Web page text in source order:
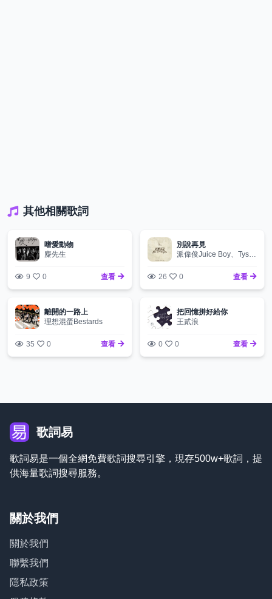
其他相關歌詞
嗜愛動物
麋先生
9 0 查看
別說再見
26 0 查看
離開的一路上
理想混蛋Bestards
35 0 查看
把回憶拼好給你
王貳浪
0 0 查看
歌詞易
歌詞易是一個全網免費歌詞搜尋引擎，現存500w+歌詞，提
供海量歌詞搜尋服務。
關於我們
關於我們
聯繫我們
隱私政策